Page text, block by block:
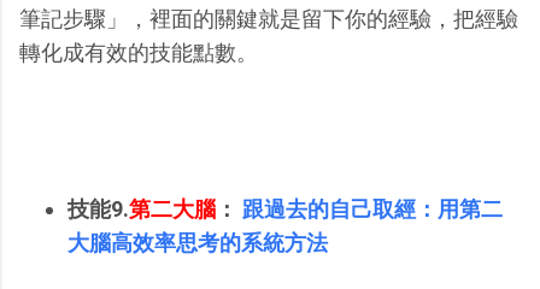
筆記步驟」，裡面的關鍵就是留下你的經驗，把經驗
轉化成有效的技能點數。
技能9.第二大腦 ： 跟過去的自己取經：用第二
大腦高效率思考的系統方法